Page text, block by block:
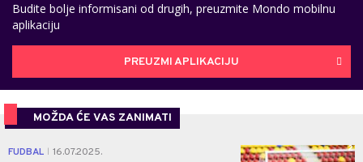
Budite bolje informisani od drugih, preuzmite Mondo mobilnu
aplikaciju
PREUZMI APLIKACIJU
MOŽDA ĆE VAS ZANIMATI
FUDBAL 16.07.2025. 2